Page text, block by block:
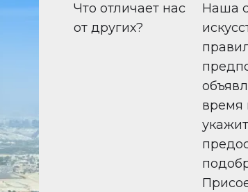
Что отличает нас
от других?
Наша
время